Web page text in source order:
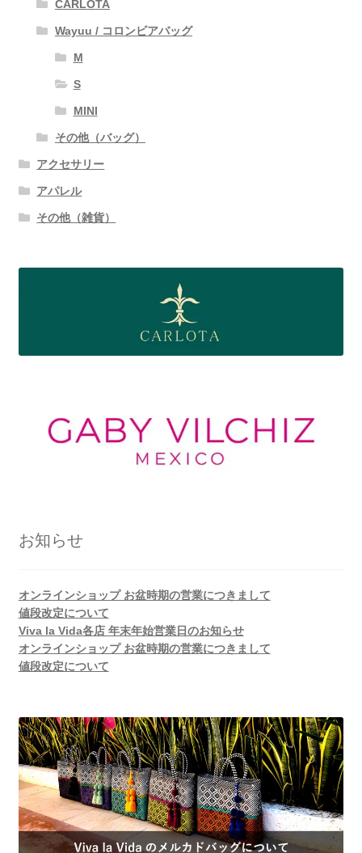
CARLOTA
Wayuu / コロンビアバッグ
M
S
MINI
その他（バッグ）
アクセサリー
アパレル
その他（雑貨）
お知らせ
オンラインショップ お盆時期の営業につきまして
値段改定について
Viva la Vida各店 年末年始営業日のお知らせ
オンラインショップ お盆時期の営業につきまして
値段改定について